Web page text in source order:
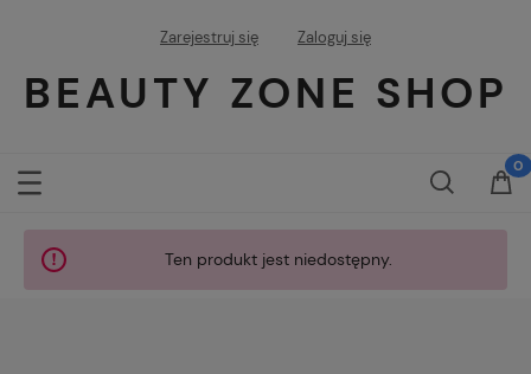
Zarejestruj się Zaloguj się
BEAUTY ZONE SHOP
Ten produkt jest niedostępny.